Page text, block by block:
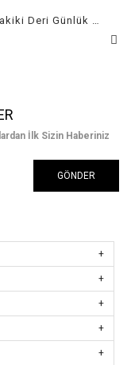
İlk Sizin Haberiniz
GÖNDER